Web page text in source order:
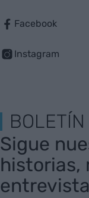
Facebook
Instagram
BOLETÍN
Sigue
historias,